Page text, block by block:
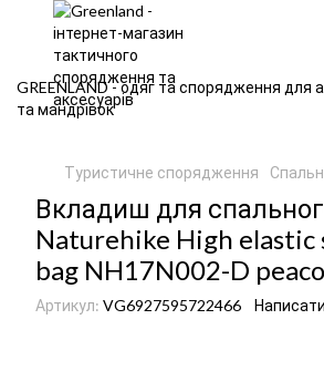
GREENLAND - одяг та спорядження для
та мандрівок
Туристичне спорядження
Вкладиш для
Naturehike High elastic
bag NH17N002-D
Артикул: VG6927595722466